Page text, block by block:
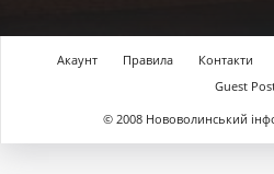
Акаунт Правила Контакти
Guest
© 2008 Нововолинський